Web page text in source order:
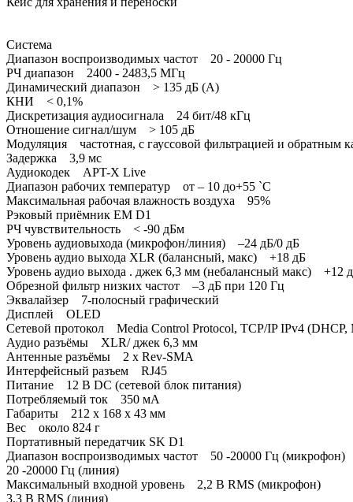
Система
Диапазон воспроизводимых частот 20 - 20000 Гц
РЧ диапазон 2400 - 2483,5 МГц
Динамический диапазон > 135 дБ (A)
КНИ < 0,1%
Дискретизация аудиосигнала 24 бит/48 кГц
Отношение сигнал/шум > 105 дБ
Модуляция частотная, с гауссовой фильтрацией и обратным
Задержка 3,9 мс
Аудиокодек APT-X Live
Диапазон рабочих температур от – 10 до+55 `C
Максимальная рабочая влажность воздуха 95%
Рэковый приёмник EM D1
РЧ чувствительность < -90 дБм
Уровень аудиовыхода (микрофон/линия) –24 дБ/0 дБ
Уровень аудио выхода XLR (балансный, макс) +18 дБ
Уровень аудио выхода . джек 6,3 мм (небалансный макс) +12
Обрезной фильтр низких частот –3 дБ при 120 Гц
Эквалайзер 7-полосный графический
Дисплей OLED
Сетевой протокол Media Control Protocol, TCP/IP IPv4 (DHCP,
Аудио разъёмы XLR/ джек 6,3 мм
Антенные разъёмы 2 x Rev-SMA
Интерфейсный разъем RJ45
Питание 12 В DC (сетевой блок питания)
Потребляемый ток 350 мА
Габариты 212 х 168 х 43 мм
Вес около 824 г
Портативный передатчик SK D1
Диапазон воспроизводимых частот 50 -20000 Гц (микрофон)
20 -20000 Гц (линия)
Максимальный входной уровень 2,2 В RMS (микрофон)
3,3 В RMS (линия)